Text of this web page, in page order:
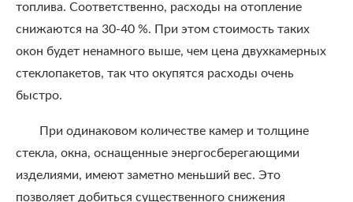
топлива. Соответственно, расходы на отопление
снижаются на 30-40 %. При этом стоимость таких
окон будет ненамного выше, чем цена двухкамерных
стеклопакетов, так что окупятся расходы очень
быстро.
При одинаковом количестве камер и толщине
стекла, окна, оснащенные энергосберегающими
изделиями, имеют заметно меньший вес. Это
позволяет добиться существенного снижения